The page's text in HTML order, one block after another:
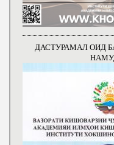
ДАСТУРАМАЛ ОИД